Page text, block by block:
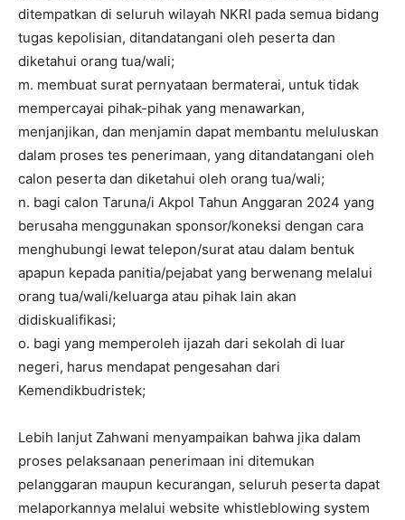
ditempatkan di seluruh wilayah NKRI pada semua bidang
tugas kepolisian, ditandatangani oleh peserta dan
diketahui orang tua/wali;
m. membuat surat pernyataan bermaterai, untuk tidak
mempercayai pihak-pihak yang menawarkan,
menjanjikan, dan menjamin dapat membantu meluluskan
dalam proses tes penerimaan, yang ditandatangani oleh
calon peserta dan diketahui oleh orang tua/wali;
n. bagi calon Taruna/i Akpol Tahun Anggaran 2024 yang
berusaha menggunakan sponsor/koneksi dengan cara
menghubungi lewat telepon/surat atau dalam bentuk
apapun kepada panitia/pejabat yang berwenang melalui
orang tua/wali/keluarga atau pihak lain akan
didiskualifikasi;
o. bagi yang memperoleh ijazah dari sekolah di luar
negeri, harus mendapat pengesahan dari
Kemendikbudristek;
Lebih lanjut Zahwani menyampaikan bahwa jika dalam
proses pelaksanaan penerimaan ini ditemukan
pelanggaran maupun kecurangan, seluruh peserta dapat
melaporkannya melalui website whistleblowing system